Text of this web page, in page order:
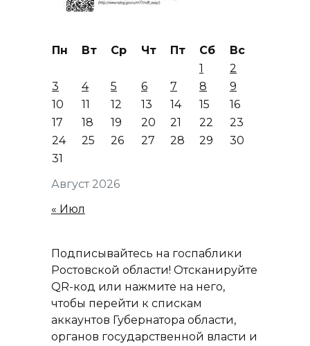
Август 2026
Пн Вт Ср Чт Пт Сб
Вс
1
2
3
4 5 6 7 8
9
10
11 12 13 14 15
16
17
18 19 20 21 22
23
24
25 26 27 28 29
30
31
« Июл
Подписывайтесь на госпаблики
Ростовской области! Отсканируйте
QR-код или нажмите на него,
чтобы перейти к спискам
аккаунтов Губернатора области,
органов государственной власти и